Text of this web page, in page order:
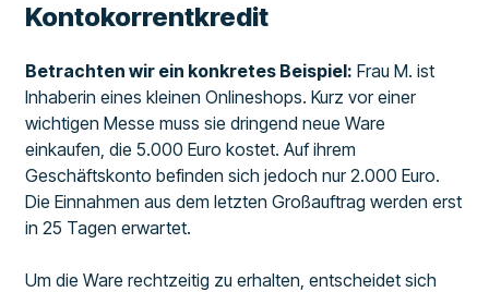
Kontokorrentkredit
Betrachten wir ein konkretes Beispiel: Frau M. ist
Inhaberin eines kleinen Onlineshops. Kurz vor einer
wichtigen Messe muss sie dringend neue Ware
einkaufen, die 5.000 Euro kostet. Auf ihrem
Geschäftskonto befinden sich jedoch nur 2.000 Euro.
Die Einnahmen aus dem letzten Großauftrag werden erst
in 25 Tagen erwartet.
Um die Ware rechtzeitig zu erhalten, entscheidet sich